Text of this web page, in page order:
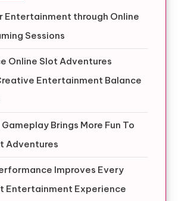
Entertainment through Online
Sessions
Online Slot Adventures
Entertainment Balance
Brings More Fun To
Adventures
Improves Every
Entertainment Experience